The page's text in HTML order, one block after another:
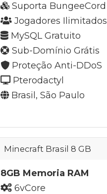
Suporta BungeeCord
Jogadores Ilimitados
MySQL Gratuito
Sub-Domínio Grátis
Proteção Anti-DDoS
Pterodactyl
Brasil, São Paulo
Minecraft Brasil 8 GB
8GB Memoria RAM
6vCore